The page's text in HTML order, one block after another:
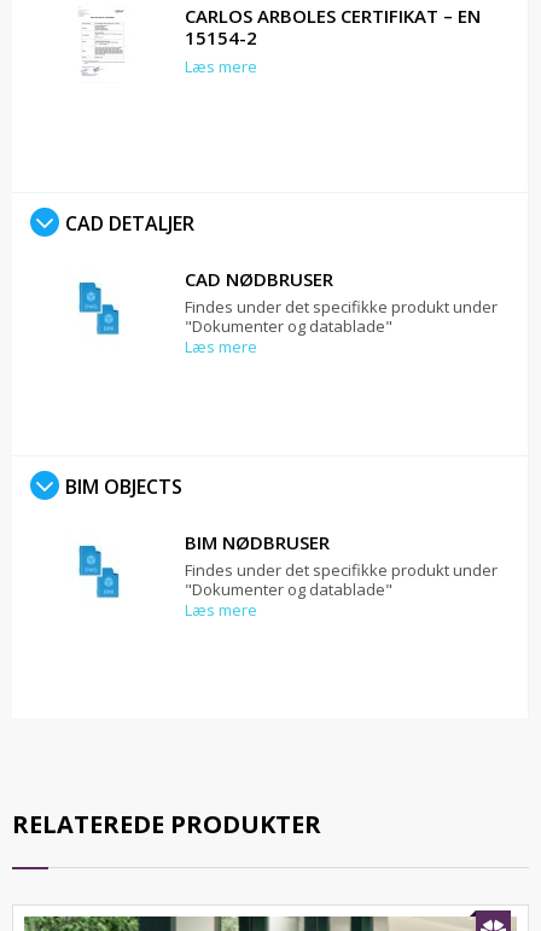
CARLOS ARBOLES CERTIFIKAT – EN
15154-2
Læs mere
CAD DETALJER
CAD NØDBRUSER
Findes under det specifikke produkt under
"Dokumenter og datablade"
Læs mere
BIM OBJECTS
BIM NØDBRUSER
Findes under det specifikke produkt under
"Dokumenter og datablade"
Læs mere
RELATEREDE PRODUKTER